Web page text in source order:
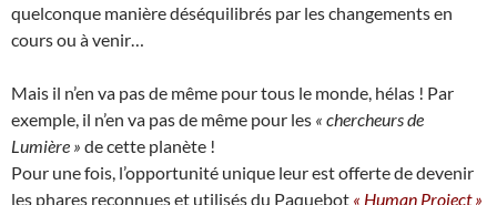
quelconque manière déséquilibrés par les changements en
cours ou à venir…
Mais il n’en va pas de même pour tous le monde, hélas ! Par
exemple, il n’en va pas de même pour les « chercheurs de
Lumière » de cette planète !
Pour une fois, l’opportunité unique leur est offerte de devenir
les phares reconnues et utilisés du Paquebot « Human Project »